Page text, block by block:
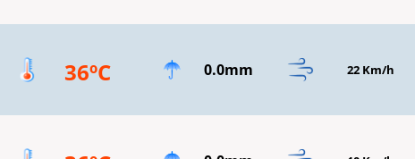
36ºC 0.0mm 22 Km/h